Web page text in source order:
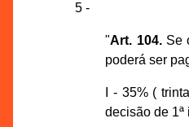
5 -
"Art. 104.Se
poderá ser
I - 35% (
decisão de